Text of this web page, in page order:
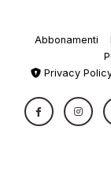
Abbonamenti
Privacy